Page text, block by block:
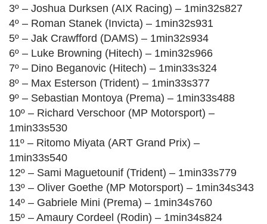
3º – Joshua Durksen (AIX Racing) – 1min32s827
4º – Roman Stanek (Invicta) – 1min32s931
5º – Jak Crawfford (DAMS) – 1min32s934
6º – Luke Browning (Hitech) – 1min32s966
7º – Dino Beganovic (Hitech) – 1min33s324
8º – Max Esterson (Trident) – 1min33s377
9º – Sebastian Montoya (Prema) – 1min33s488
10º – Richard Verschoor (MP Motorsport) –
1min33s530
11º – Ritomo Miyata (ART Grand Prix) –
1min33s540
12º – Sami Maguetounif (Trident) – 1min33s779
13º – Oliver Goethe (MP Motorsport) – 1min34s343
14º – Gabriele Mini (Prema) – 1min34s760
15º – Amaury Cordeel (Rodin) – 1min34s824